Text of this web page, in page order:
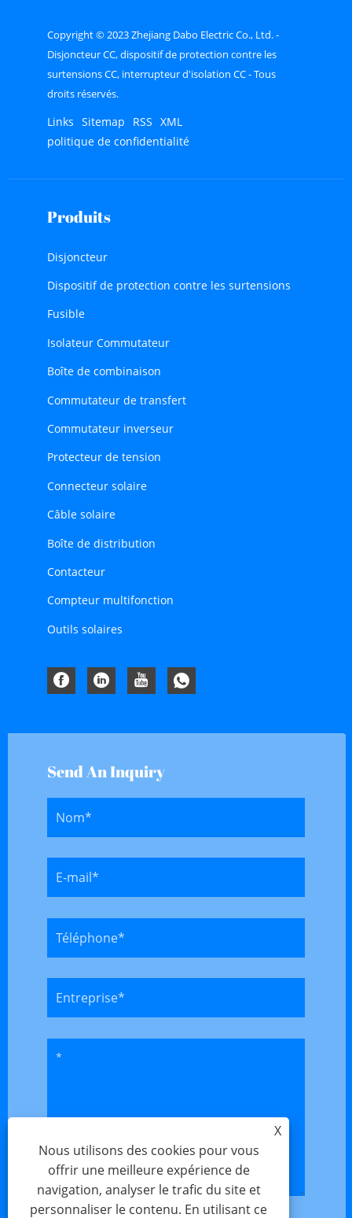
Copyright © 2023 Zhejiang Dabo Electric Co., Ltd. -
Disjoncteur CC, dispositif de protection contre les
surtensions CC, interrupteur d'isolation CC - Tous
droits réservés.
Links Sitemap RSS XML
politique de confidentialité
Produits
Disjoncteur
Dispositif de protection contre les surtensions
Fusible
Isolateur Commutateur
Boîte de combinaison
Commutateur de transfert
Commutateur inverseur
Protecteur de tension
Connecteur solaire
Câble solaire
Boîte de distribution
Contacteur
Compteur multifonction
Outils solaires
Send An Inquiry
X
Nous utilisons des cookies pour vous
offrir une meilleure expérience de
navigation, analyser le trafic du site et
personnaliser le contenu. En utilisant ce